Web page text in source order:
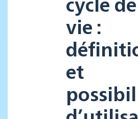
vie :
et